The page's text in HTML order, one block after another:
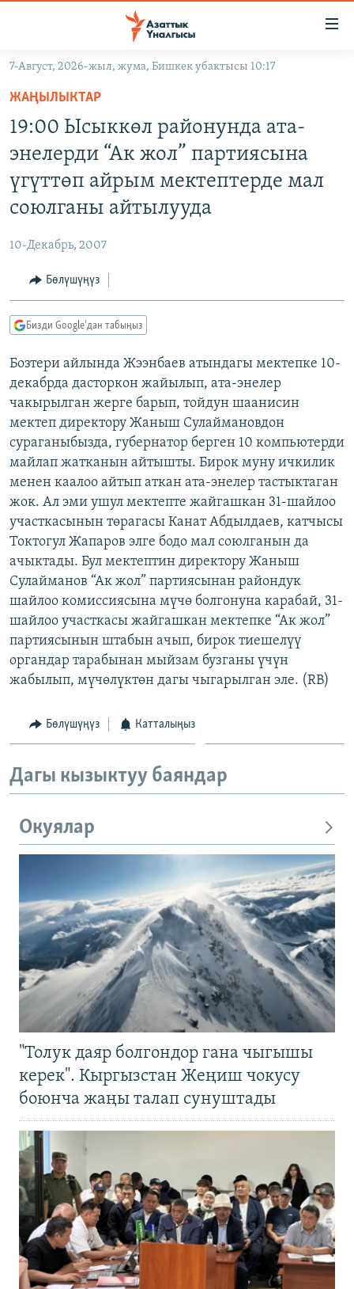
Навигацияга
өтүңүз
салыңыз
УКРАИНА
АТАЙЫН ИЛИКТӨӨ
БҮГҮН АЗАТТЫКТА
ЭКСПЕРТТЕР ТАЛДАЙТ
БИЗ ЖАНА ДҮЙНӨ
ЭЖЕ-СИҢДИЛЕР
АЗАТТЫК+
ЫҢГАЙСЫЗ СУРООЛОР
ПОДКАСТ
ӨЗГӨЧӨ ПИКИР
Русский
ОНЛАЙН ШЕРИНЕ
ЭЕ/АРнун бардык сайттары
7-Август, 2026-жыл, жума, Бишкек убактысы 10:17
ЖАҢЫЛЫКТАР
19:00 Ысыккөл районунда ата-
энелерди “Ак жол” партиясына
үгүттөп айрым мектептерде мал
союлганы айтылууда
10-Декабрь, 2007
Бөлүшүңүз
Бизди Google'дан табыңыз
Бозтери айлында Жээнбаев атындагы мектепке 10-
декабрда дасторкон жайылып, ата-энелер
чакырылган жерге барып, тойдун шаанисин
мектеп директору Жаныш Сулаймановдон
сураганыбызда, губернатор берген 10 компьютерди
майлап жатканын айтышты. Бирок муну ичкилик
менен каалоо айтып аткан ата-энелер тастыктаган
жок. Ал эми ушул мектепте жайгашкан 31-шайлоо
участкасынын төрагасы Канат Абдылдаев, катчысы
Токтогул Жапаров элге бодо мал союлганын да
ачыктады. Бул мектептин директору Жаныш
Сулайманов “Ак жол” партиясынан райондук
шайлоо комиссиясына мүчө болгонуна карабай, 31-
шайлоо участкасы жайгашкан мектепке “Ак жол”
партиясынын штабын ачып, бирок тиешелүү
органдар тарабынан мыйзам бузганы үчүн
жабылып, мүчөлүктөн дагы чыгарылган эле. (RB)
Бөлүшүңүз Катталыңыз
Дагы кызыктуу баяндар
Окуялар
"Толук даяр болгондор гана чыгышы
керек". Кыргызстан Жеңиш чокусу
боюнча жаңы талап сунуштады